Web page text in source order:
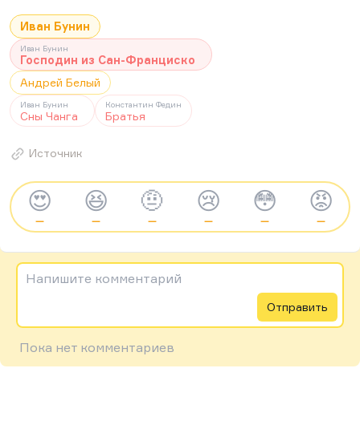
Иван Бунин
Иван Бунин
Господин из Сан-Франциско
Андрей Белый
Иван Бунин
Сны Чанга
Константин Федин
Братья
Источник
😍
—
😆
—
🤨
—
😢
—
😳
—
😡
—
Напишите комментарий
Отправить
Пока нет комментариев